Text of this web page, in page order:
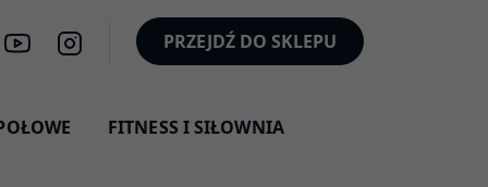
PRZEJDŹ DO SKLEPU
FITNESS I SIŁOWNIA